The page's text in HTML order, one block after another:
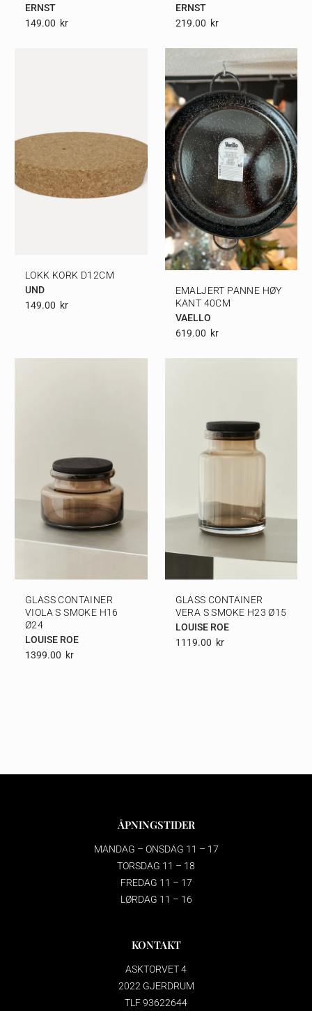
ERNST
149.00 Kr
ERNST
219.00 Kr
LOKK KORK D12CM
UND
149.00 Kr
EMALJERT PANNE HØY
KANT 40CM
VAELLO
619.00 Kr
GLASS CONTAINER
VIOLA S SMOKE H16
Ø24
LOUISE ROE
1399.00 Kr
GLASS CONTAINER
VERA S SMOKE H23 Ø15
LOUISE ROE
1119.00 Kr
ÅPNINGSTIDER
MANDAG – ONSDAG 11 – 17
TORSDAG 11 – 18
FREDAG 11 – 17
LØRDAG 11 – 16
KONTAKT
ASKTORVET 4
2022 GJERDRUM
TLF 93622644